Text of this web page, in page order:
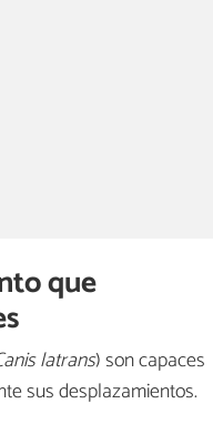
que
latrans) son capaces
sus desplazamientos.